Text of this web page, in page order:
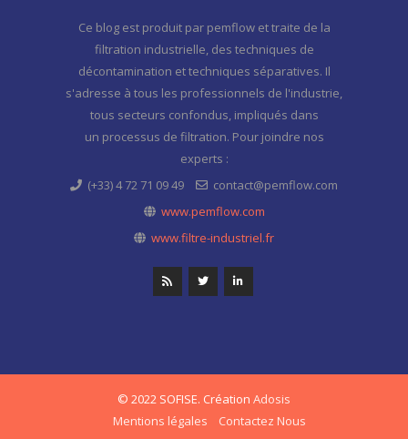
Ce blog est produit par pemflow et traite de la
filtration industrielle, des techniques de
décontamination et techniques séparatives. Il
s'adresse à tous les professionnels de l'industrie,
tous secteurs confondus, impliqués dans
un processus de filtration. Pour joindre nos
experts :
(+33) 4 72 71 09 49
contact@pemflow.com
www.pemflow.com
www.filtre-industriel.fr
© 2022 SOFISE. Création Adosis
Mentions légales
Contactez Nous